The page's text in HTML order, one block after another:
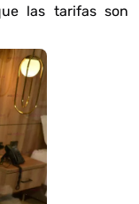
las tarifas son